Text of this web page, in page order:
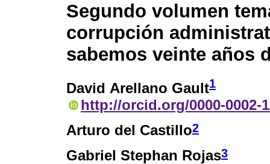
Segundo volumen
corrupción
sabemos veinte años
David Arellano Gault1
http://orcid.org/0000-0002-
Arturo del Castillo2
Gabriel Stephan Rojas3